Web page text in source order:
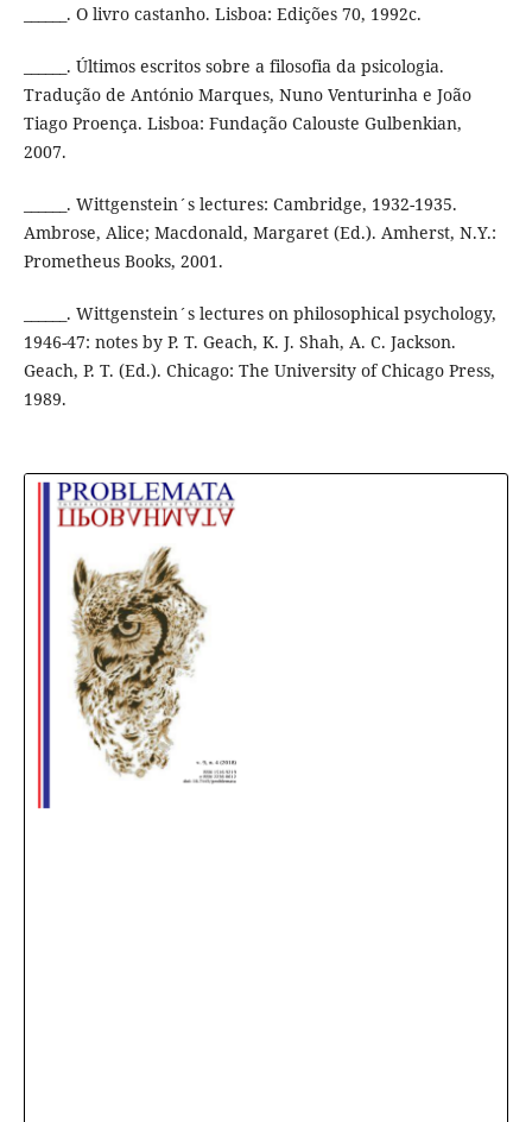
______. O livro castanho. Lisboa: Edições 70, 1992c.
______. Últimos escritos sobre a filosofia da psicologia.
Tradução de António Marques, Nuno Venturinha e João
Tiago Proença. Lisboa: Fundação Calouste Gulbenkian,
2007.
______. Wittgenstein´s lectures: Cambridge, 1932-1935.
Ambrose, Alice; Macdonald, Margaret (Ed.). Amherst, N.Y.:
Prometheus Books, 2001.
______. Wittgenstein´s lectures on philosophical psychology,
1946-47: notes by P. T. Geach, K. J. Shah, A. C. Jackson.
Geach, P. T. (Ed.). Chicago: The University of Chicago Press,
1989.